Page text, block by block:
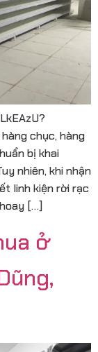
chục, hàng
bị khai
nhiên, khi nhận
linh kiện rời rạc
[…]
ở